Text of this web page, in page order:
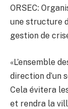
ORSEC:
une structure
gestion de
«L’ensemble
direction d’un
Cela évitera
et rendra la